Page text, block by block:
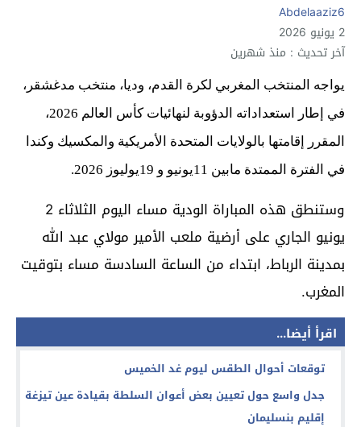
Abdelaaziz6
2 يونيو 2026
آخر تحديث : منذ شهرين
يواجه المنتخب المغربي لكرة القدم، وديا، منتخب مدغشقر،
في إطار استعداداته الدؤوبة لنهائيات كأس العالم 2026،
المقرر إقامتها بالولايات المتحدة الأمريكية والمكسيك وكندا
في الفترة الممتدة مابين 11يونيو و 19يوليوز 2026.
وستنطق هذه المباراة الودية مساء اليوم الثلاثاء 2
يونيو الجاري على أرضية ملعب الأمير مولاي عبد الله
بمدينة الرباط، ابتداء من الساعة السادسة مساء بتوقيت
المغرب.
اقرأ أيضا...
توقعات أحوال الطقس ليوم غد الخميس
جدل واسع حول تعيين بعض أعوان السلطة بقيادة عين تيزغة
إقليم بنسليمان